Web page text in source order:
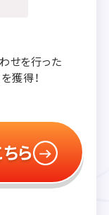
せを行った
獲得！
ら